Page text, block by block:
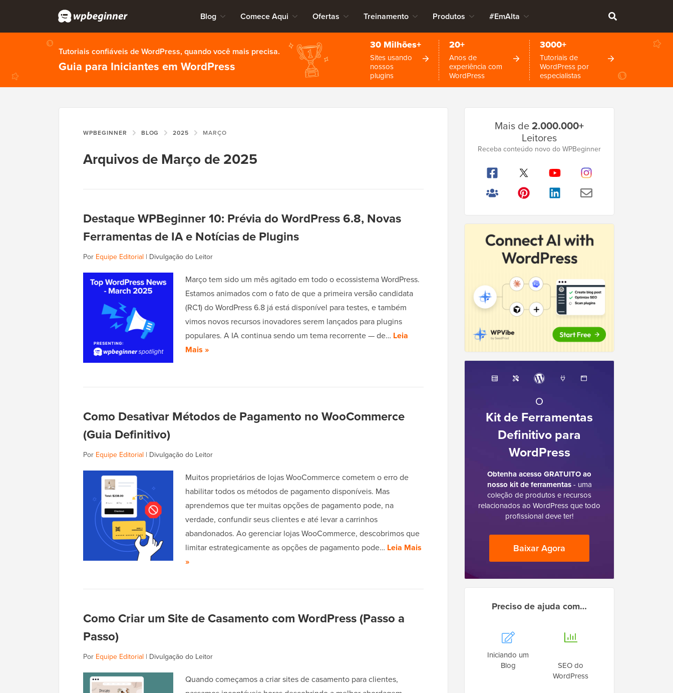
Blog Comece Aqui Ofertas Treinamento Produtos #EmAlta
Tutoriais confiáveis de WordPress, quando você mais precisa.
Guia para Iniciantes em WordPress
30 Milhões+
Sites usando
nossos
plugins
20+
Anos de
experiência com
WordPress
3000+
Tutoriais de
WordPress por
especialistas
WPBEGINNER BLOG 2025 MARÇO
Arquivos de Março de 2025
Destaque WPBeginner 10: Prévia do WordPress 6.8, Novas
Ferramentas de IA e Notícias de Plugins
Por Equipe Editorial | Divulgação do Leitor
Março tem sido um mês agitado em todo o ecossistema WordPress.
Estamos animados com o fato de que a primeira versão candidata
(RC1) do WordPress 6.8 já está disponível para testes, e também
vimos novos recursos inovadores serem lançados para plugins
populares. A IA continua sendo um tema recorrente — de… Leia
Mais »
Como Desativar Métodos de Pagamento no WooCommerce
(Guia Definitivo)
Por Equipe Editorial | Divulgação do Leitor
Muitos proprietários de lojas WooCommerce cometem o erro de
habilitar todos os métodos de pagamento disponíveis. Mas
aprendemos que ter muitas opções de pagamento pode, na
verdade, confundir seus clientes e até levar a carrinhos
abandonados. Ao gerenciar lojas WooCommerce, descobrimos que
limitar estrategicamente as opções de pagamento pode… Leia Mais
»
Como Criar um Site de Casamento com WordPress (Passo a
Passo)
Por Equipe Editorial | Divulgação do Leitor
Quando começamos a criar sites de casamento para clientes,
Lateral
Principal
Mais de2.000.000+
Leitores
Receba conteúdo novo do WPBeginner
O
Kit de Ferramentas
Definitivo para
WordPress
Obtenha acesso GRATUITO ao
nosso kit de ferramentas- uma
coleção de produtos e recursos
relacionados ao WordPress que todo
profissional deve ter!
Baixar Agora
Preciso de ajuda com…
Iniciando um
Blog
SEO do
WordPress